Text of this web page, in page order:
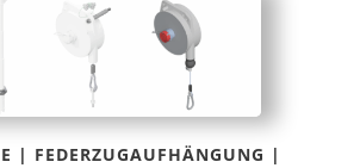
| FEDERZUGAUFHÄNGUNG |